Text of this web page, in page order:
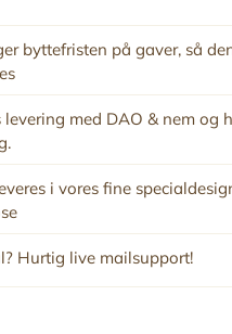
byttefristen på gaver, så
levering med DAO & nem og
i vores fine
Hurtig live mailsupport!